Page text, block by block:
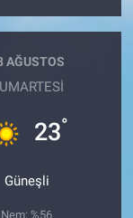
AĞUSTOS
23°
Güneşli
Nem: %56